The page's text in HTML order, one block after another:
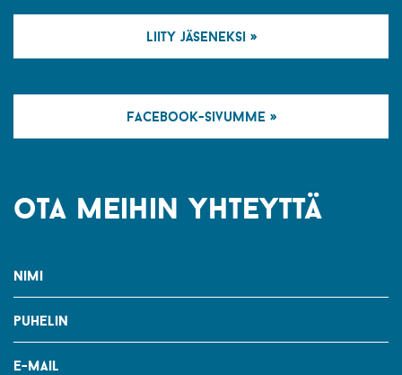
liity jäseneksi »
facebook-sivumme »
ota meihin yhteyttä
nimi
puhelin
e-mail